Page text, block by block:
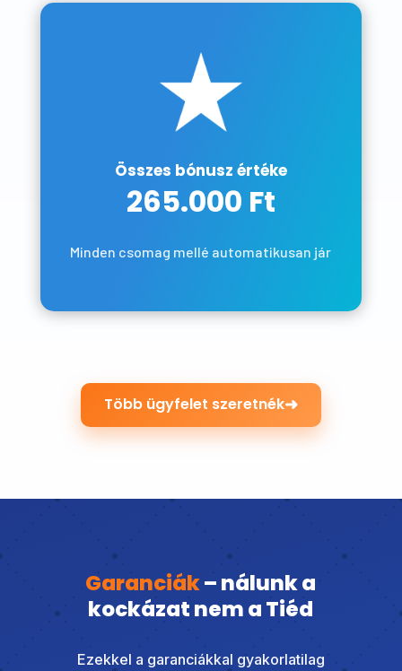
Összes bónusz értéke
265.000 Ft
Minden csomag mellé automatikusan jár
Több ügyfelet szeretnék➜
Garanciák– nálunk a
kockázat nem a Tiéd
Ezekkel a garanciákkal gyakorlatilag